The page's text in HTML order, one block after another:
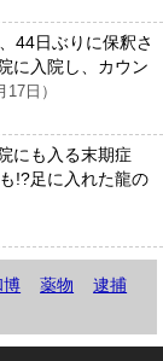
44日ぶりに保釈さ
に入院し、カウン
17日）
にも入る末期症
!?足に入れた龍の
博 薬物
逮捕